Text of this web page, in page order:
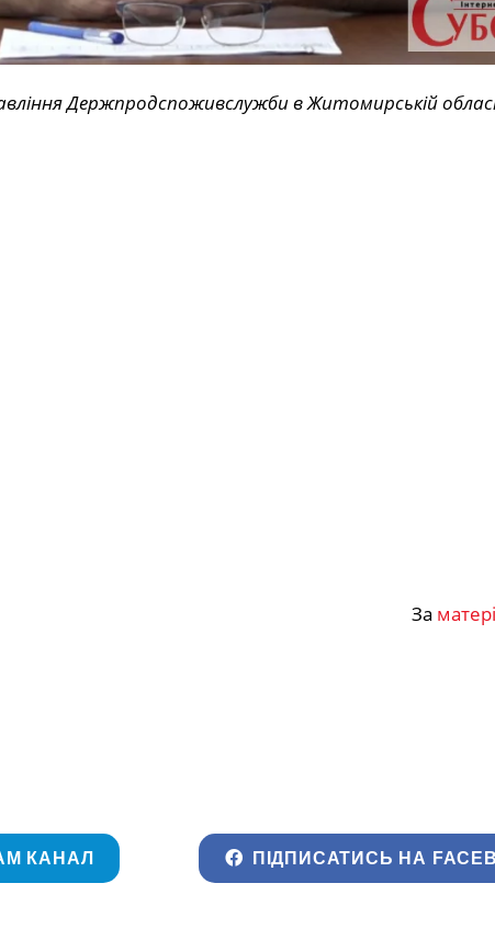
Держпродспоживслужби в Житомирській
За
КАНАЛ ПІДПИСАТИСЬ НА